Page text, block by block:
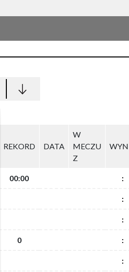
REKORD DATA
W
MECZU
Z
00:00 :
:
:
0 :
:
REKORD DATA
W
MECZU
Z
00:00 :
:
:
0 :
: